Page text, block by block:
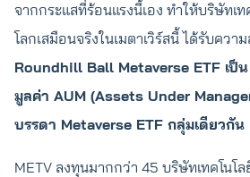
จากกระแสที่ร้อนแรงนี้เอง ทำให้บริษัทเ
โลกเสมือนจริงในเมตาเวิร์สนี้ ได้รับควา
Roundhill Ball Metaverse ETF เป็
มูลค่า AUM (Assets Under
บรรดา Metaverse ETF กลุ่มเดียวกัน
METV ลงทุนมากกว่า 45 บริษัทเทคโนโ